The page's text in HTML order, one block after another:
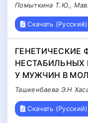
Помыткина Т.Ю.,
Скачать (Русский)
ГЕНЕТИЧЕСКИЕ
НЕСТАБИЛЬНЫХ
У МУЖЧИН В
Ташкенбаева Э.Н
Скачать (Русский)